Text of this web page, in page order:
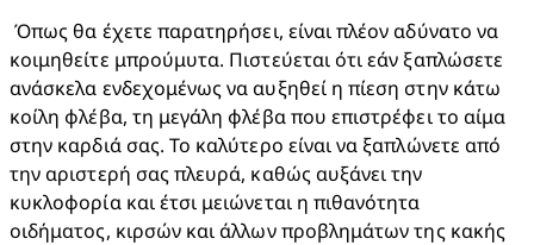
Όπως θα έχετε παρατηρήσει, είναι πλέον αδύνατο να
κοιμηθείτε μπρούμυτα. Πιστεύεται ότι εάν ξαπλώσετε
ανάσκελα ενδεχομένως να αυξηθεί η πίεση στην κάτω
κοίλη φλέβα, τη μεγάλη φλέβα που επιστρέφει το αίμα
στην καρδιά σας. Το καλύτερο είναι να ξαπλώνετε από
την αριστερή σας πλευρά, καθώς αυξάνει την
κυκλοφορία και έτσι μειώνεται η πιθανότητα
οιδήματος, κιρσών και άλλων προβλημάτων της κακής